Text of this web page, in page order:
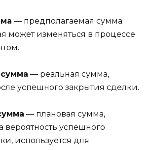
— предполагаемая сумма
может изменяться в процессе
— реальная сумма,
успешного закрытия сделки.
— плановая сумма,
вероятность успешного
используется для